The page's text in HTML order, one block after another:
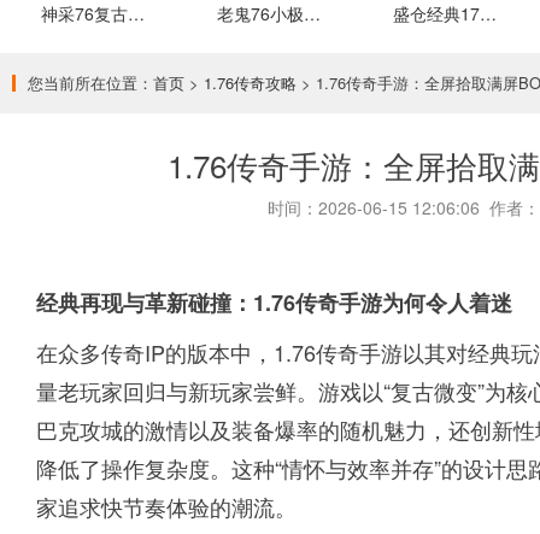
神采76复古加强版 安卓下载 老鬼76小极品合击 推荐 盛仓经典176 安卓下载
您当前所在位置： 首页 > 1.76传奇攻略 > 1.76传奇手游：全屏拾取满屏
1.76传奇手游：全屏拾取
时间：2026-06-15 12:06:06 作者：
经典再现与革新碰撞：1.76传奇手游为何令人着迷
在众多传奇IP的版本中，1.76传奇手游以其对经典
量老玩家回归与新玩家尝鲜。游戏以“复古微变”为
巴克攻城的激情以及装备爆率的随机魅力，还创新
降低了操作复杂度。这种“情怀与效率并存”的设计
家追求快节奏体验的潮流。